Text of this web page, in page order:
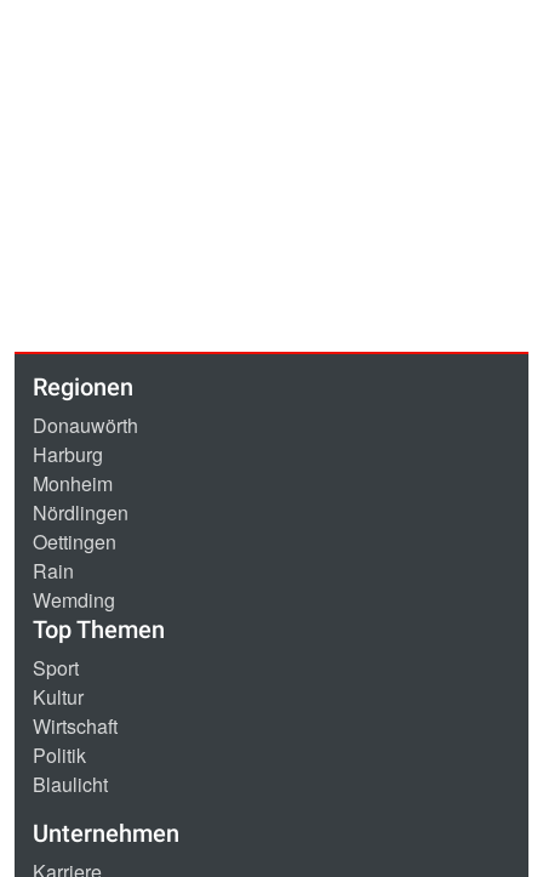
Regionen
Donauwörth
Harburg
Monheim
Nördlingen
Oettingen
Rain
Wemding
Top Themen
Sport
Kultur
Wirtschaft
Politik
Blaulicht
Unternehmen